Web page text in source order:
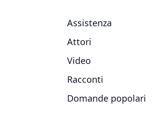
Assistenza
Attori
Video
Racconti
Domande popolari